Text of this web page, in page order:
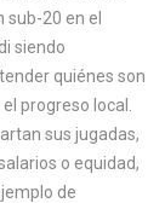
20 en el
siendo
quiénes son
progreso local.
sus jugadas,
o equidad,
de